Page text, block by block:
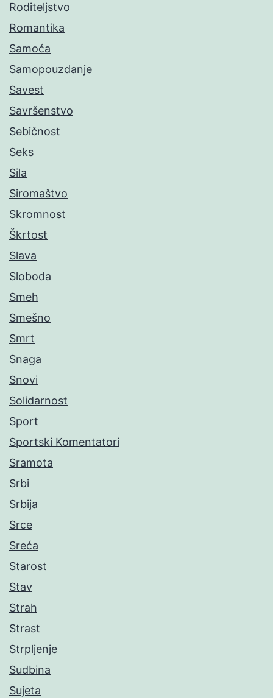
Roditeljstvo
Romantika
Samoća
Samopouzdanje
Savest
Savršenstvo
Sebičnost
Seks
Sila
Siromaštvo
Skromnost
Škrtost
Slava
Sloboda
Smeh
Smešno
Smrt
Snaga
Snovi
Solidarnost
Sport
Sportski Komentatori
Sramota
Srbi
Srbija
Srce
Sreća
Starost
Stav
Strah
Strast
Strpljenje
Sudbina
Sujeta